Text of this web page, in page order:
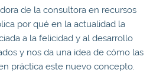
de la consultora en recursos
por qué en la actualidad la
a la felicidad y al desarrollo
y nos da una idea de cómo las
práctica este nuevo concepto.